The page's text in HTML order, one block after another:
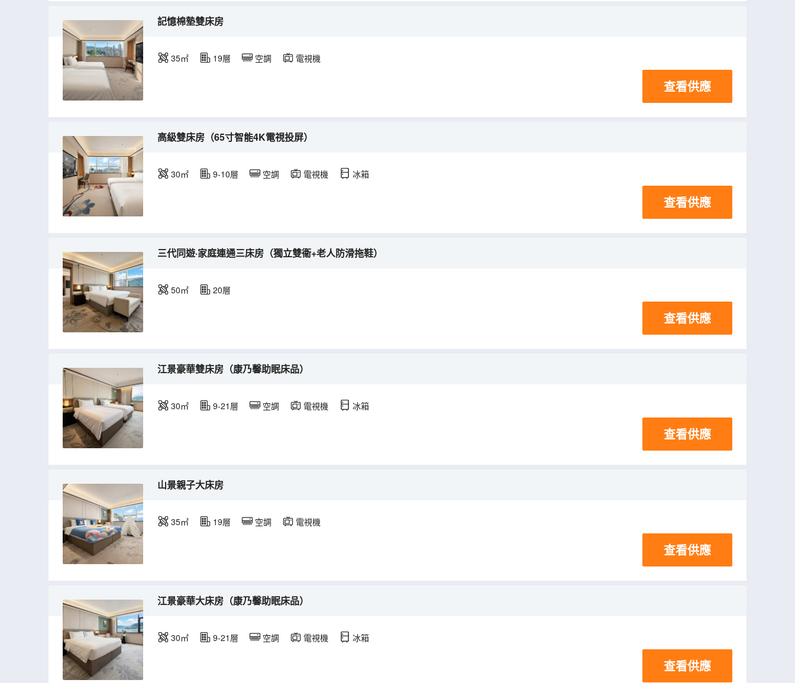
記憶棉墊雙床房
35㎡ 19層 空調 電視機
查看供應
高級雙床房（65寸智能4K電視投屏）
30㎡ 9-10層 空調 電視機 冰箱
查看供應
三代同遊·家庭連通三床房（獨立雙衞+老人防滑拖鞋）
50㎡ 20層
查看供應
江景豪華雙床房（康乃馨助眠床品）
30㎡ 9-21層 空調 電視機 冰箱
查看供應
山景親子大床房
35㎡ 19層 空調 電視機
查看供應
江景豪華大床房（康乃馨助眠床品）
30㎡ 9-21層 空調 電視機 冰箱
查看供應